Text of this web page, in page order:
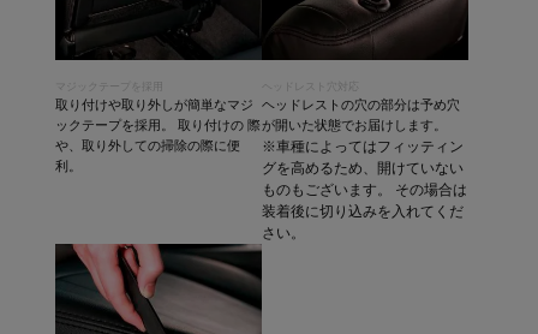
マジックテープを採用
取り付けや取り外しが簡単なマジ
ックテープを採用。 取り付けの 際
や、取り外しての掃除の際に便
利。
ヘッドレスト穴対応
ヘッドレストの穴の部分は予め穴
が開いた状態でお届けします。
※車種によってはフィッティン
グを高めるため、開けていない
ものもございます。 その場合は
装着後に切り込みを入れてくだ
さい。